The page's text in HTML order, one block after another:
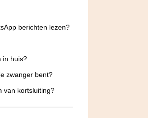
berichten lezen?
in huis?
zwanger bent?
van kortsluiting?